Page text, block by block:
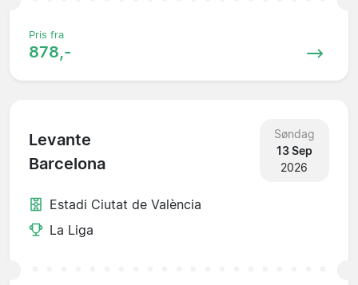
Pris fra
878,-
Levante
Barcelona
Søndag
13 Sep
2026
Estadi Ciutat de València
La Liga